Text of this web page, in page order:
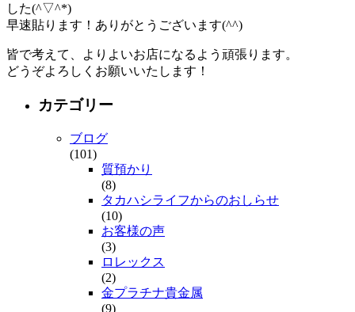
した(^▽^*)
早速貼ります！ありがとうございます(^^)
皆で考えて、よりよいお店になるよう頑張ります。
どうぞよろしくお願いいたします！
カテゴリー
ブログ
(101)
質預かり
(8)
タカハシライフからのおしらせ
(10)
お客様の声
(3)
ロレックス
(2)
金プラチナ貴金属
(9)